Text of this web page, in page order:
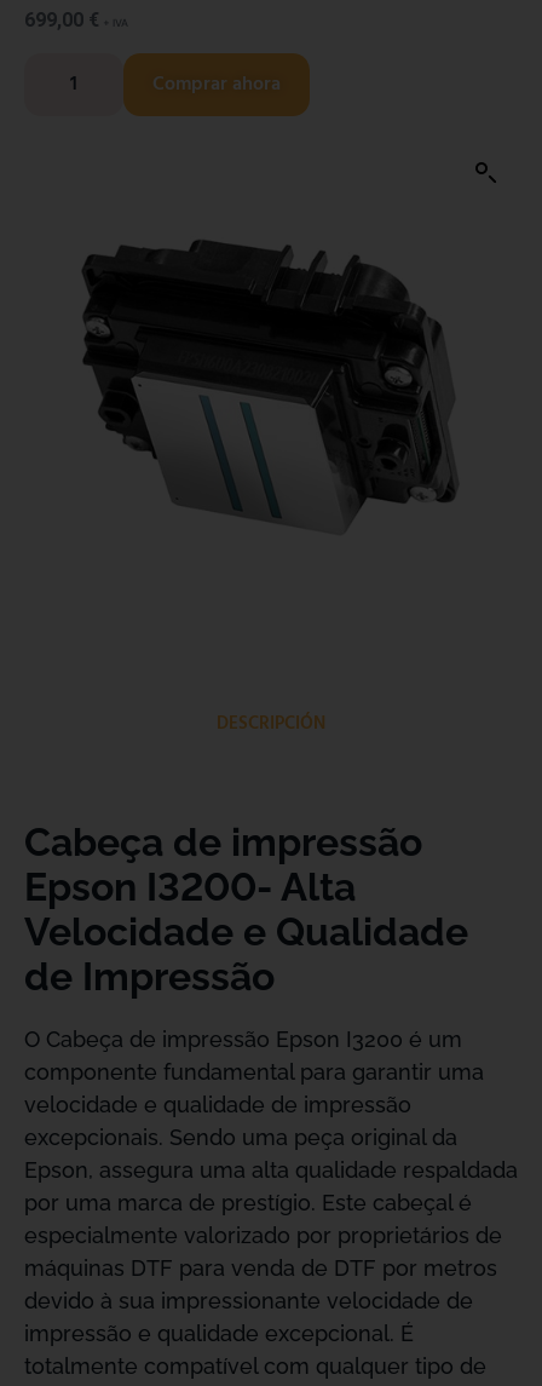
699,00 € + IVA
Comprar ahora
DESCRIPCIÓN
Cabeça de impressão
Epson I3200- Alta
Velocidade e Qualidade
de Impressão
O Cabeça de impressão Epson I3200 é um
componente fundamental para garantir uma
velocidade e qualidade de impressão
excepcionais. Sendo uma peça original da
Epson, assegura uma alta qualidade respaldada
por uma marca de prestígio. Este cabeçal é
especialmente valorizado por proprietários de
máquinas DTF para venda de DTF por metros
devido à sua impressionante velocidade de
impressão e qualidade excepcional. É
totalmente compatível com qualquer tipo de